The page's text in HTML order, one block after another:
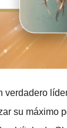
verdadero
su máximo